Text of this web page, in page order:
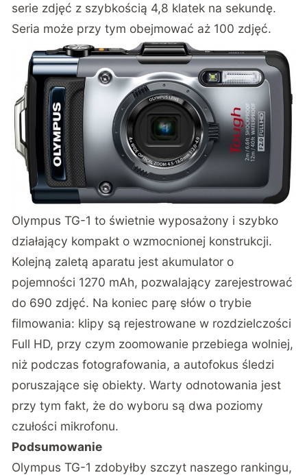
serie zdjęć z szybkością 4,8 klatek na sekundę.
Seria może przy tym obejmować aż 100 zdjęć.
Olympus TG-1 to świetnie wyposażony i szybko
działający kompakt o wzmocnionej konstrukcji.
Kolejną zaletą aparatu jest akumulator o
pojemności 1270 mAh, pozwalający zarejestrować
do 690 zdjęć. Na koniec parę słów o trybie
filmowania: klipy są rejestrowane w rozdzielczości
Full HD, przy czym zoomowanie przebiega wolniej,
niż podczas fotografowania, a autofokus śledzi
poruszające się obiekty. Warty odnotowania jest
przy tym fakt, że do wyboru są dwa poziomy
czułości mikrofonu.
Podsumowanie
Olympus TG-1 zdobyłby szczyt naszego rankingu,